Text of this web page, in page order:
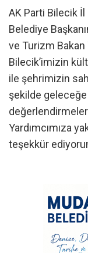
AK Parti Bilecik İl
Belediye
ve Turizm Bakan
Bilecik’imizin
ile şehrimizin
şekilde geleceğe
Yardımcımıza
teşekkür